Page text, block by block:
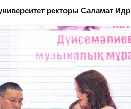
ректоры Саламат